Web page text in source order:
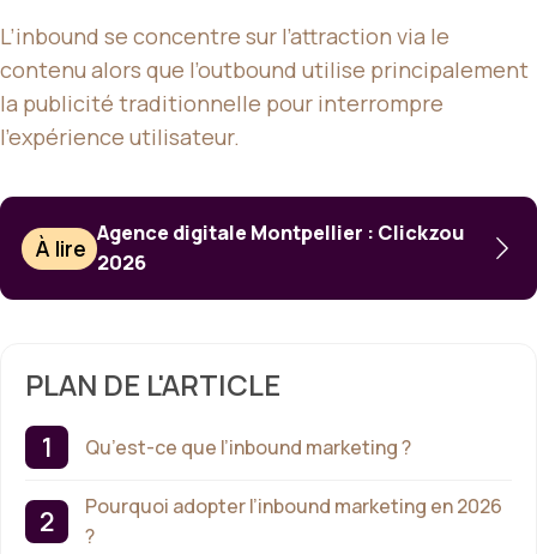
L’inbound se concentre sur l’attraction via le
contenu alors que l’outbound utilise principalement
la publicité traditionnelle pour interrompre
l’expérience utilisateur.
À lire
Agence digitale Montpellier : Clickzou
2026
PLAN DE L'ARTICLE
Qu’est-ce que l’inbound marketing ?
Pourquoi adopter l’inbound marketing en 2026
?